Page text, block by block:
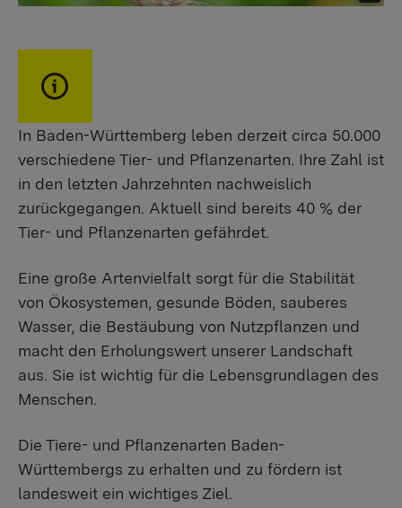
In Baden-Württemberg leben derzeit circa 50.000
verschiedene Tier- und Pflanzenarten. Ihre Zahl ist
in den letzten Jahrzehnten nachweislich
zurückgegangen. Aktuell sind bereits 40 % der
Tier- und Pflanzenarten gefährdet.
Eine große Artenvielfalt sorgt für die Stabilität
von Ökosystemen, gesunde Böden, sauberes
Wasser, die Bestäubung von Nutzpflanzen und
macht den Erholungswert unserer Landschaft
aus. Sie ist wichtig für die Lebensgrundlagen des
Menschen.
Die Tiere- und Pflanzenarten Baden-
Württembergs zu erhalten und zu fördern ist
landesweit ein wichtiges Ziel.